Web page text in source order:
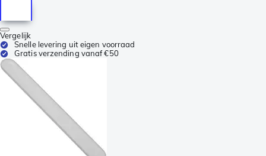
Vergelijk
Snelle levering uit eigen voorraad
Gratis verzending vanaf €50